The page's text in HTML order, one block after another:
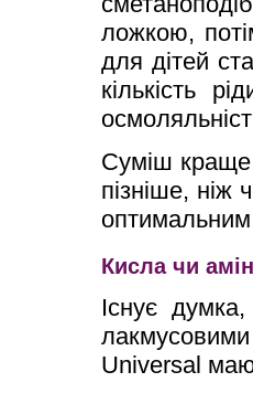
ложкою,
для дітей
кількість
Суміш краще
пізніше, ніж
Кисла чи
Існує
Universal